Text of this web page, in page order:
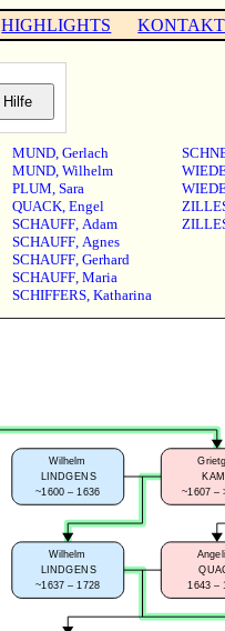
HIGHLIGHTS KONTAKT
MUND, Gerlach
MUND, Wilhelm
PLUM, Sara
QUACK, Engel
SCHAUFF, Adam
SCHAUFF, Agnes
SCHAUFF, Gerhard
SCHAUFF, Maria
SCHIFFERS, Katharina
Wilhelm
LINDGENS
~1637 – 1728
1643 –
Wilhelm
LINDGENS
~1600 – 1636 ~1607 –